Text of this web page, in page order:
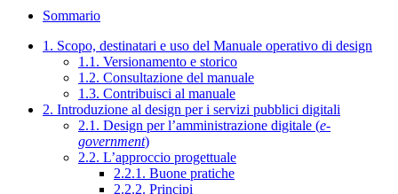
Sommario
1. Scopo, destinatari e uso del Manuale operativo di design
1.1. Versionamento e storico
1.2. Consultazione del manuale
1.3. Contribuisci al manuale
2. Introduzione al design per i servizi pubblici digitali
2.1. Design per l’amministrazione digitale (e-
government)
2.2. L’approccio progettuale
2.2.1. Buone pratiche
2.2.2. Principi